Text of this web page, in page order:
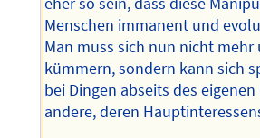
Menschen immanent und
Man muss sich nun nicht
kümmern, sondern kann sich
bei Dingen abseits des
andere, deren